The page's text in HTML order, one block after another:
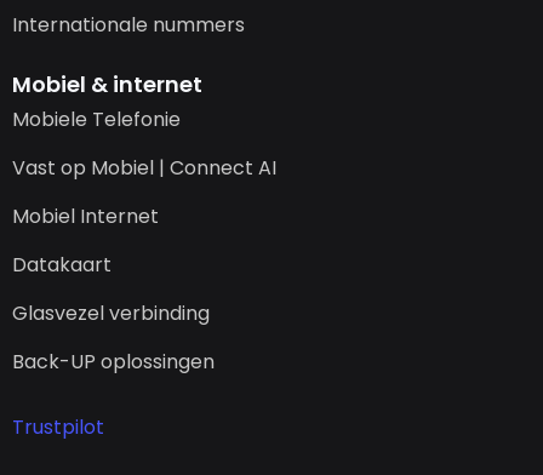
Internationale nummers
Mobiel & internet
Mobiele Telefonie
Vast op Mobiel | Connect AI
Mobiel Internet
Datakaart
Glasvezel verbinding
Back-UP oplossingen
Trustpilot